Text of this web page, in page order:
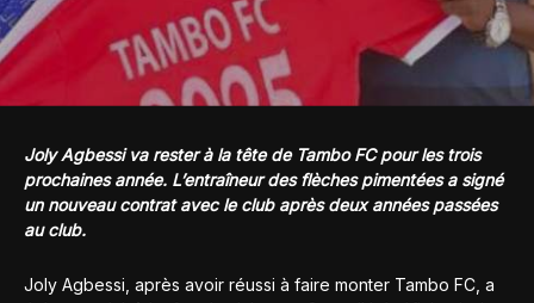
Joly Agbessi va rester à la tête de Tambo FC pour les trois
prochaines année. L’entraîneur des flèches pimentées a signé
un nouveau contrat avec le club après deux années passées
au club.
Joly Agbessi, après avoir réussi à faire monter Tambo FC, a